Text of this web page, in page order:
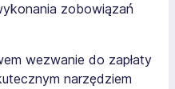
zobowiązań
wezwanie do zapłaty
narzędziem